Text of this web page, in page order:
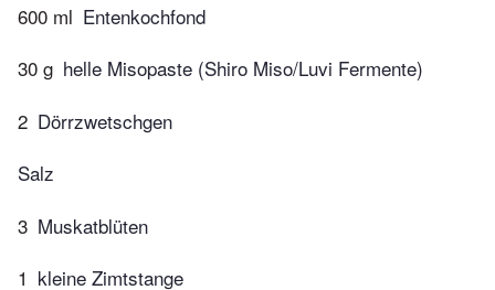
600 ml Entenkochfond
30 g helle Misopaste (Shiro Miso/Luvi Fermente)
2 Dörrzwetschgen
Salz
3 Muskatblüten
1 kleine Zimtstange